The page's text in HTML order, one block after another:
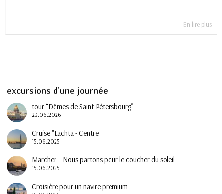
En lire plus
excursions d'une journée
tour “Dômes de Saint-Pétersbourg”
23.06.2026
Cruise "Lachta - Centre
15.06.2025
Marcher – Nous partons pour le coucher du soleil
15.06.2025
Croisière pour un navire premium